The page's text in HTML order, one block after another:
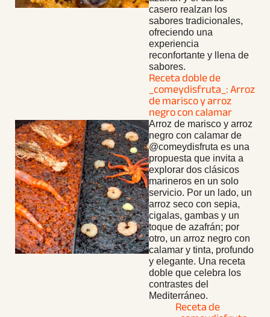
casero realzan los
sabores tradicionales,
ofreciendo una
experiencia
reconfortante y llena de
sabores.
Receta doble de
_comeydisfruta_: Arroz
de marisco y arroz
negro con calamar
Arroz de marisco y arroz
negro con calamar de
@comeydisfruta es una
propuesta que invita a
explorar dos clásicos
marineros en un solo
servicio. Por un lado, un
arroz seco con sepia,
cigalas, gambas y un
toque de azafrán; por
otro, un arroz negro con
calamar y tinta, profundo
y elegante. Una receta
doble que celebra los
contrastes del
Mediterráneo.
Receta de